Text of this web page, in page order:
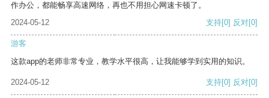
作办公，都能畅享高速网络，再也不用担心网速卡顿了。
2024-05-12
支持[0] 反对[0]
游客
这款app的老师非常专业，教学水平很高，让我能够学到实用的知识。
2024-05-12 支持[0] 反对[0]